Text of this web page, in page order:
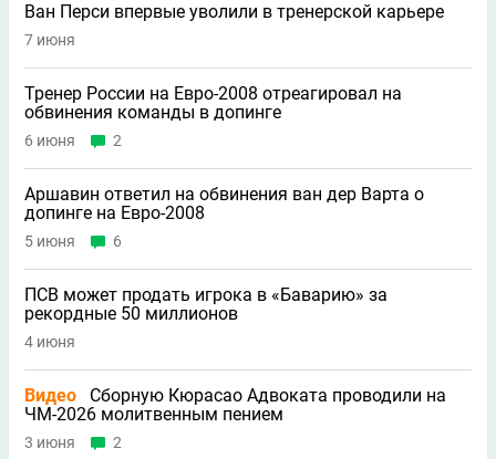
Ван Перси впервые уволили в тренерской карьере
7 июня
Тренер России на Евро-2008 отреагировал на
обвинения команды в допинге
6 июня 2
Аршавин ответил на обвинения ван дер Варта о
допинге на Евро-2008
5 июня 6
ПСВ может продать игрока в «Баварию» за
рекордные 50 миллионов
4 июня
Видео
Сборную Кюрасао Адвоката проводили на
ЧМ-2026 молитвенным пением
3 июня 2